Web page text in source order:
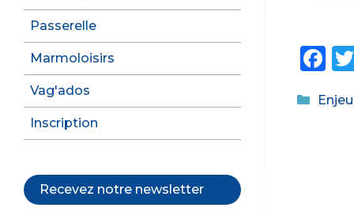
F
c
Enjeu
Passerelle
Marmoloisirs
Vag'ados
Inscription
Recevez notre newsletter